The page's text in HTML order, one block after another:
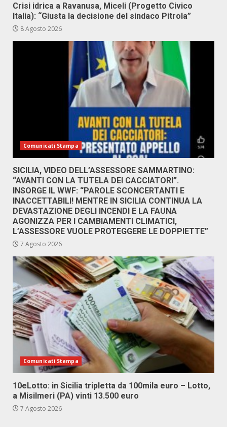
Crisi idrica a Ravanusa, Miceli (Progetto Civico
Italia): “Giusta la decisione del sindaco Pitrola”
8 Agosto 2026
Comunicati Stampa
SICILIA, VIDEO DELL’ASSESSORE SAMMARTINO:
“AVANTI CON LA TUTELA DEI CACCIATORI”.
INSORGE IL WWF: “PAROLE SCONCERTANTI E
INACCETTABILI! MENTRE IN SICILIA CONTINUA LA
DEVASTAZIONE DEGLI INCENDI E LA FAUNA
AGONIZZA PER I CAMBIAMENTI CLIMATICI,
L’ASSESSORE VUOLE PROTEGGERE LE DOPPIETTE”
7 Agosto 2026
Comunicati Stampa
10eLotto: in Sicilia tripletta da 100mila euro – Lotto,
a Misilmeri (PA) vinti 13.500 euro
7 Agosto 2026